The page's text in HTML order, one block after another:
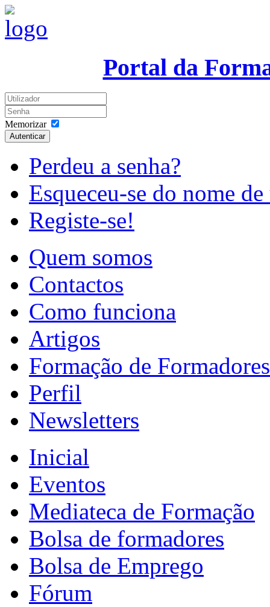
Portal da
Memorizar
Autenticar
Perdeu a senha?
Esqueceu-se do nome
Registe-se!
Quem somos
Contactos
Como funciona
Artigos
Formação de Formadores
Perfil
Newsletters
Inicial
Eventos
Mediateca de Formação
Bolsa de formadores
Bolsa de Emprego
Fórum